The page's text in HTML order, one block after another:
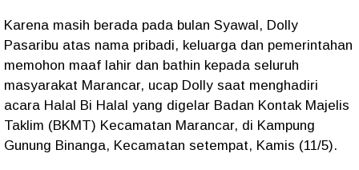
Karena masih berada pada bulan Syawal, Dolly
Pasaribu atas nama pribadi, keluarga dan pemerintahan
memohon maaf lahir dan bathin kepada seluruh
masyarakat Marancar, ucap Dolly saat menghadiri
acara Halal Bi Halal yang digelar Badan Kontak Majelis
Taklim (BKMT) Kecamatan Marancar, di Kampung
Gunung Binanga, Kecamatan setempat, Kamis (11/5).